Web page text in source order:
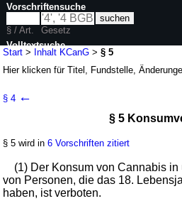
Start > Inhalt KCanG >§ 5
Hier klicken fürTitel, Fundstelle,
Geltung ab 01.04.2024, abweichend siehe
4 weitere Fassungen | Drucksachen /
Kapitel 2 Gesundheitsschutz,
Prävention
§ 4 ←
§ 5
§ 5 wird in6 Vorschriften zitiert
(1) Der Konsum von Cannabis
von Personen, die das 18.
haben, ist verboten.
Vorschriftensuche
§ / Art.
Gesetz
Volltextsuche
nur in KCanG